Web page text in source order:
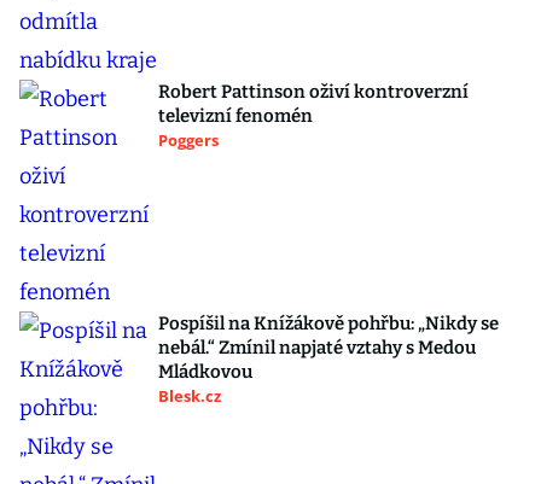
Robert Pattinson oživí kontroverzní
televizní fenomén
Poggers
Pospíšil na Knížákově pohřbu: „Nikdy se
nebál.“ Zmínil napjaté vztahy s Medou
Mládkovou
Blesk.cz